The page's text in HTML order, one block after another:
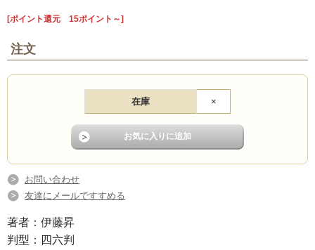
[ポイント還元 15ポイント～]
注文
在庫 ×
お問い合わせ
友達にメールですすめる
著者：伊藤昇
判型：四六判